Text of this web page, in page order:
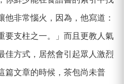
他非常惱火，因為，他寫道：
要支柱之一。」而且更教人氣
佳方式，居然會引起眾人激烈
篇文章的時候，茶包尚未普